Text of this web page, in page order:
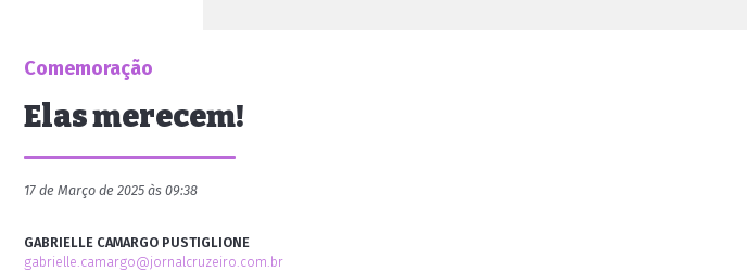
Comemoração
Elas merecem!
17 de Março de 2025 às 09:38
GABRIELLE CAMARGO PUSTIGLIONE
gabrielle.camargo@jornalcruzeiro.com.br